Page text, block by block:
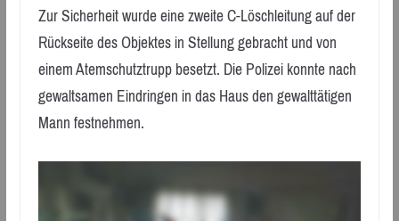
Zur Sicherheit wurde eine zweite C-Löschleitung auf der
Rückseite des Objektes in Stellung gebracht und von
einem Atemschutztrupp besetzt. Die Polizei konnte nach
gewaltsamen Eindringen in das Haus den gewalttätigen
Mann festnehmen.